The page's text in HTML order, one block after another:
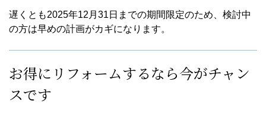
遅くとも2025年12月31日までの期間限定のため、検討中
の方は早めの計画がカギになります。
お得にリフォームするなら今がチャン
スです